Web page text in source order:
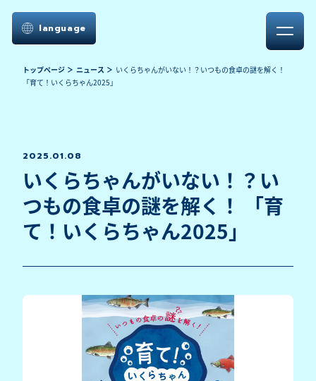
language
トップページ ニュース
いくらちゃんがいない！？いつもの食卓の謎を解く！
「育て！いくらちゃん2025」
2025.01.08
いくらちゃんがいない！？い
つもの食卓の謎を解く！ 「育
て！いくらちゃん2025」